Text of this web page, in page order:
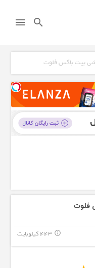
search
menu
بیت باکس فلوت
فلوت
443 کیلوبایت info_outline